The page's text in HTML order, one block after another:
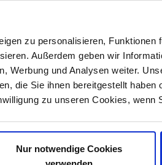
zu personalisieren, Funktionen
Außerdem geben wir
Werbung und Analysen weiter.
die Sie ihnen bereitgestellt
zu unseren Cookies, wenn
Nur notwendige Cookies
CO2-Bepreisung?
genau das ablaufen
Besteuerung. Ganz
fallen, kaufen solche
– direktan den